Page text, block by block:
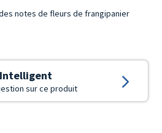
notes de fleurs de frangipanier
sur ce produit